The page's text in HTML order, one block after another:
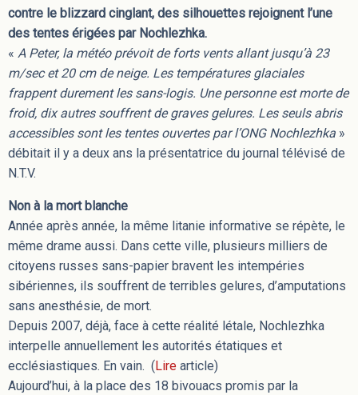
contre le blizzard cinglant, des silhouettes rejoignent l’une
des tentes érigées par Nochlezhka.
« A Peter, la météo prévoit de forts vents allant jusqu’à 23
m/sec et 20 cm de neige. Les températures glaciales
frappent durement les sans-logis. Une personne est morte de
froid, dix autres souffrent de graves gelures. Les seuls abris
accessibles sont les tentes ouvertes par l’ONG Nochlezhka »
débitait il y a deux ans la présentatrice du journal télévisé de
N.T.V.
Non à la mort blanche
Année après année, la même litanie informative se répète, le
même drame aussi. Dans cette ville, plusieurs milliers de
citoyens russes sans-papier bravent les intempéries
sibériennes, ils souffrent de terribles gelures, d’amputations
sans anesthésie, de mort.
Depuis 2007, déjà, face à cette réalité létale, Nochlezhka
interpelle annuellement les autorités étatiques et
ecclésiastiques. En vain. ( Lire article)
Aujourd’hui, à la place des 18 bivouacs promis par la